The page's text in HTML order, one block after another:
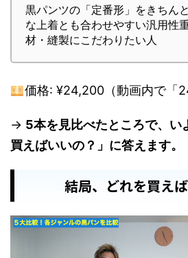
黒パンツの「定番形」をきちん
な上着とも合わせやすい汎用性
材・縫製にこだわりたい人
価格: ¥24,200（動画内で「
→ 5本を見比べたところで、い
買えばいいの？」に答えます。
結局、どれを買え